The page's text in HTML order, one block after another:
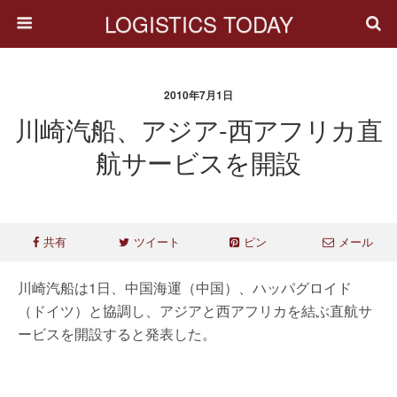
LOGISTICS TODAY
2010年7月1日
川崎汽船、アジア-西アフリカ直
航サービスを開設
共有 ツイート ピン メール
川崎汽船は1日、中国海運（中国）、ハッパグロイド
（ドイツ）と協調し、アジアと西アフリカを結ぶ直航サ
ービスを開設すると発表した。